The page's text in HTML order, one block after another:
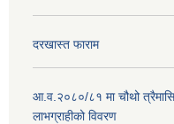
दरखास्त फाराम
आ.व.२०८०/८१ मा चौथो
लाभग्राहीको विवरण